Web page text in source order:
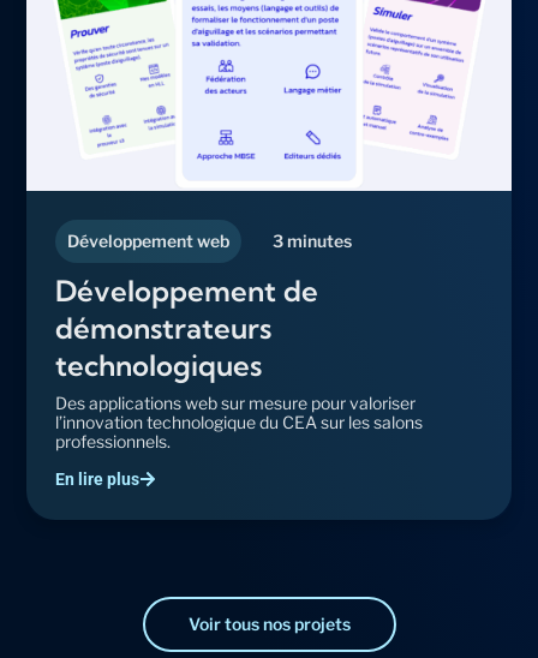
Développement web 3 minutes
Développement de
démonstrateurs
technologiques
Des applications web sur mesure pour valoriser
l’innovation technologique du CEA sur les salons
professionnels.
En lire plus
Voir tous nos projets